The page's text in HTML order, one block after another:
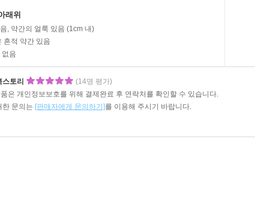
래위
, 약간의 얼룩 있음 (1cm 내)
흔적 약간 있음
없음
스토리
(14명 평가)
은 개인정보보호를 위해 결제완료 후 연락처를 확인할 수 있습니다.
한 문의는 [판매자에게 문의하기]를 이용해 주시기 바랍니다.